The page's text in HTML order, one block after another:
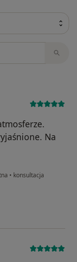
Na
• konsultacja